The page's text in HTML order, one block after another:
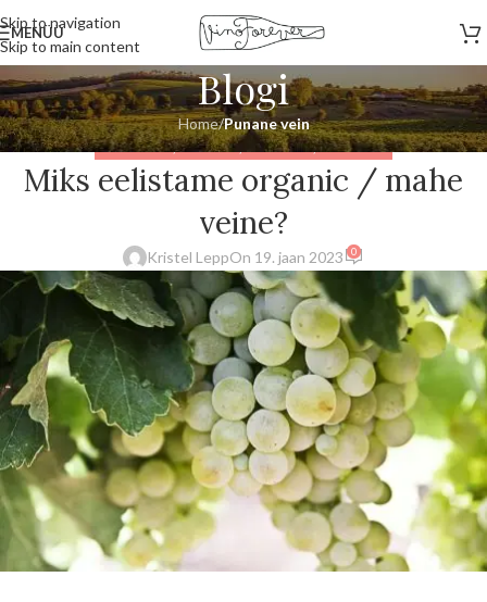
Skip to navigation
Skip to main content
MENÜÜ
Blogi
Home/Punane vein
PUNANE VEIN,VAHUVEIN VALGE VEIN,VEINIMAJAD
Miks eelistame organic / mahe
veine?
Kristel LeppOn 19. jaan 2023 0